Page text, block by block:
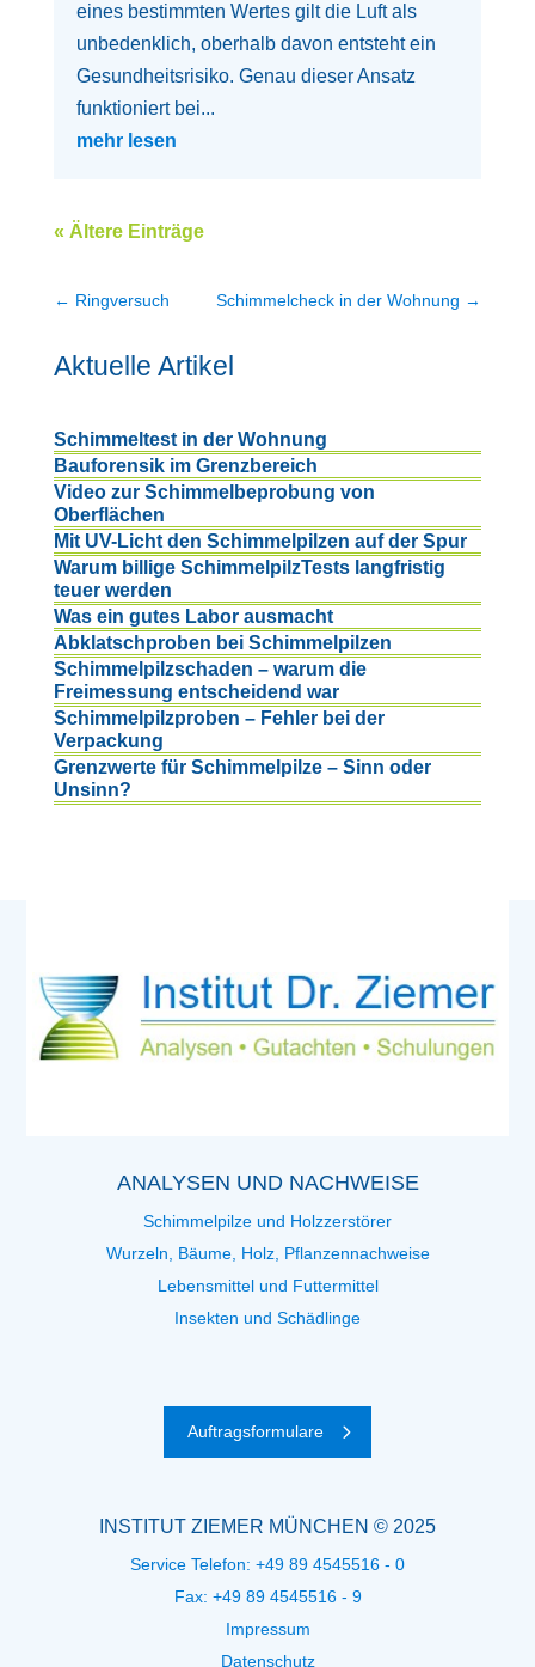
eines bestimmten Wertes gilt die Luft als
unbedenklich, oberhalb davon entsteht ein
Gesundheitsrisiko. Genau dieser Ansatz
funktioniert bei...
mehr lesen
« Ältere Einträge
← Ringversuch Schimmelcheck in der Wohnung →
Aktuelle Artikel
Schimmeltest in der Wohnung
Bauforensik im Grenzbereich
Video zur Schimmelbeprobung von
Oberflächen
Mit UV-Licht den Schimmelpilzen auf der Spur
Warum billige SchimmelpilzTests langfristig
teuer werden
Was ein gutes Labor ausmacht
Abklatschproben bei Schimmelpilzen
Schimmelpilzschaden – warum die
Freimessung entscheidend war
Schimmelpilzproben – Fehler bei der
Verpackung
Grenzwerte für Schimmelpilze – Sinn oder
Unsinn?
ANALYSEN UND NACHWEISE
Schimmelpilze und Holzzerstörer
Wurzeln, Bäume, Holz, Pflanzennachweise
Lebensmittel und Futtermittel
Insekten und Schädlinge
Auftragsformulare
INSTITUT ZIEMER MÜNCHEN © 2025
Service Telefon: +49 89 4545516 - 0
Fax: +49 89 4545516 - 9
Impressum
Datenschutz